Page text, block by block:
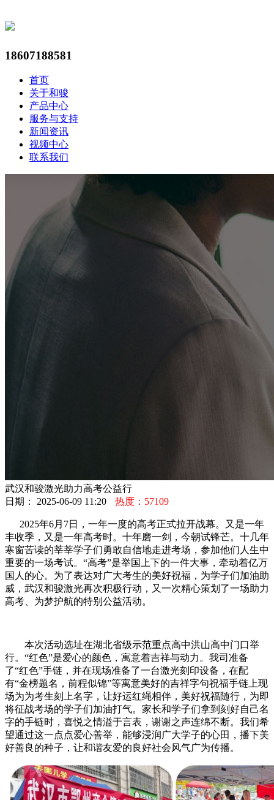
18607188581
首页
关于和骏
产品中心
服务与支持
新闻资讯
视频中心
联系我们
武汉和骏激光助力高考公益行
日期： 2025-06-09 11:20
热度：57109
2025年6月7日，一年一度的高考正式拉开战幕。又是一年
丰收季，又是一年高考时。十年磨一剑，今朝试锋芒。十几年
寒窗苦读的莘莘学子们勇敢自信地走进考场，参加他们人生中
重要的一场考试。“高考”是举国上下的一件大事，牵动着亿万
国人的心。为了表达对广大考生的美好祝福，为学子们加油助
威，武汉和骏激光再次积极行动，又一次精心策划了一场助力
高考、为梦护航的特别公益活动。
本次活动选址在湖北省级示范重点高中洪山高中门口举
行。“红色”是爱心的颜色，寓意着吉祥与动力。我司准备
了“红色”手链，并在现场准备了一台激光刻印设备，在配
有“金榜题名，前程似锦”等寓意美好的吉祥字句祝福手链上现
场为为考生刻上名字，让好运红绳相伴，美好祝福随行，为即
将征战考场的学子们加油打气。家长和学子们拿到刻好自己名
字的手链时，喜悦之情溢于言表，谢谢之声连绵不断。我们希
望通过这一点点爱心善举，能够浸润广大学子的心田，播下美
好善良的种子，让和谐友爱的良好社会风气广为传播。